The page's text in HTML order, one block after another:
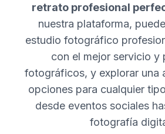
retrato profesional
nuestra plataforma,
estudio fotográfico
con el mejor servicio y
fotográficos, y explorar una
opciones para cualquier
desde eventos sociales
fotografía